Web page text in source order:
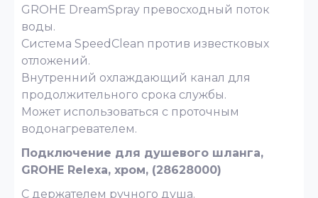
GROHE DreamSpray превосходный поток
воды.
Система SpeedClean против известковых
отложений.
Внутренний охлаждающий канал для
продолжительного срока службы.
Может использоваться с проточным
водонагревателем.
Подключение для душевого шланга,
GROHE Relexa, хром, (28628000)
С держателем ручного душа.